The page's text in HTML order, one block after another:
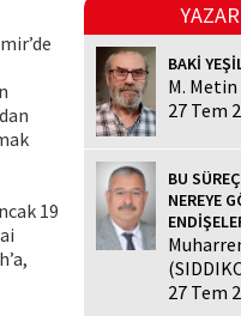
19
BAKİ
M. Metin
27 Tem
BU
NEREYE
27 Tem